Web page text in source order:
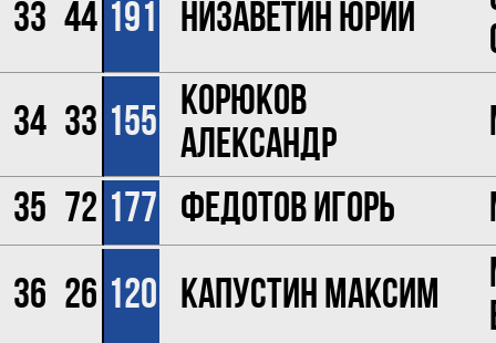
33 44 191 Низаветин Юрий
34 33 155 Корюков
Александр
35 72 177 Федотов Игорь
36 26 120 Капустин Максим